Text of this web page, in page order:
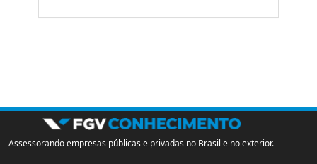
Assessorando empresas públicas e privadas no Brasil e no exterior.